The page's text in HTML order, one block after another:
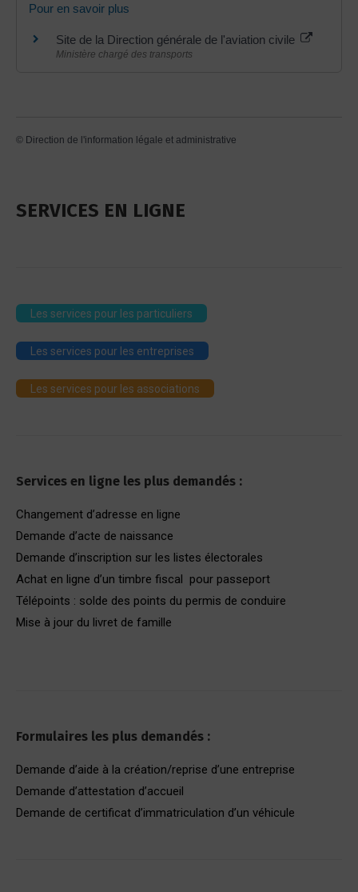
Pour en savoir plus
Site de la Direction générale de l'aviation civile
Ministère chargé des transports
© Direction de l'information légale et administrative
SERVICES EN LIGNE
Les services pour les particuliers
Les services pour les entreprises
Les services pour les associations
Services en ligne les plus demandés :
Changement d’adresse en ligne
Demande d’acte de naissance
Demande d’inscription sur les listes électorales
Achat en ligne d’un timbre fiscal pour passeport
Télépoints : solde des points du permis de conduire
Mise à jour du livret de famille
Formulaires les plus demandés :
Demande d’aide à la création/reprise d’une entreprise
Demande d’attestation d’accueil
Demande de certificat d’immatriculation d’un véhicule